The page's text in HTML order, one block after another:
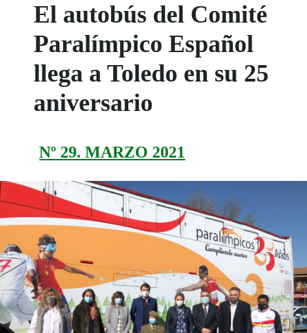
El autobús del Comité
Paralímpico Español
llega a Toledo en su 25
aniversario
Nº 29. MARZO 2021